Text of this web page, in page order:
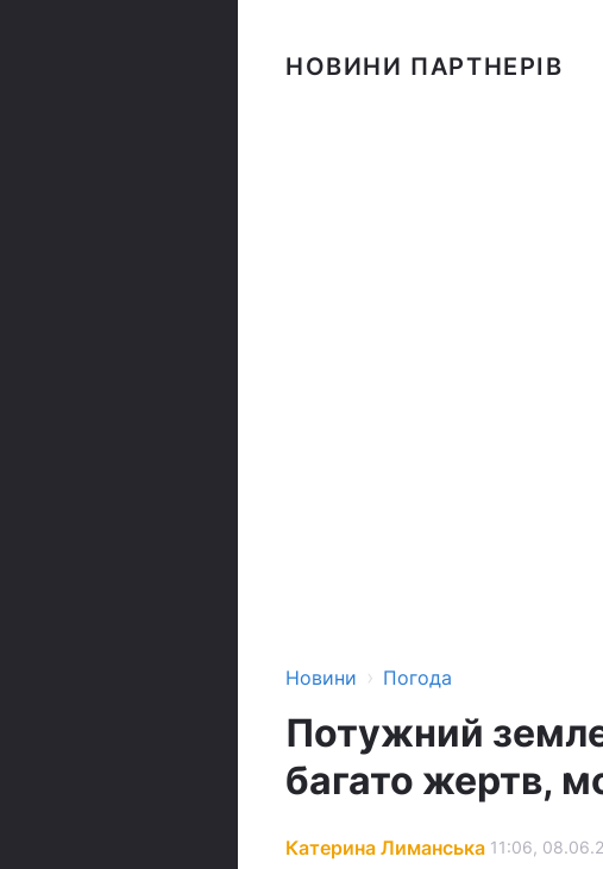
НОВИНИ ПАРТНЕРІВ
Новини › Погода
Потужний
багато жертв,
Катерина Лиманська 11:06,